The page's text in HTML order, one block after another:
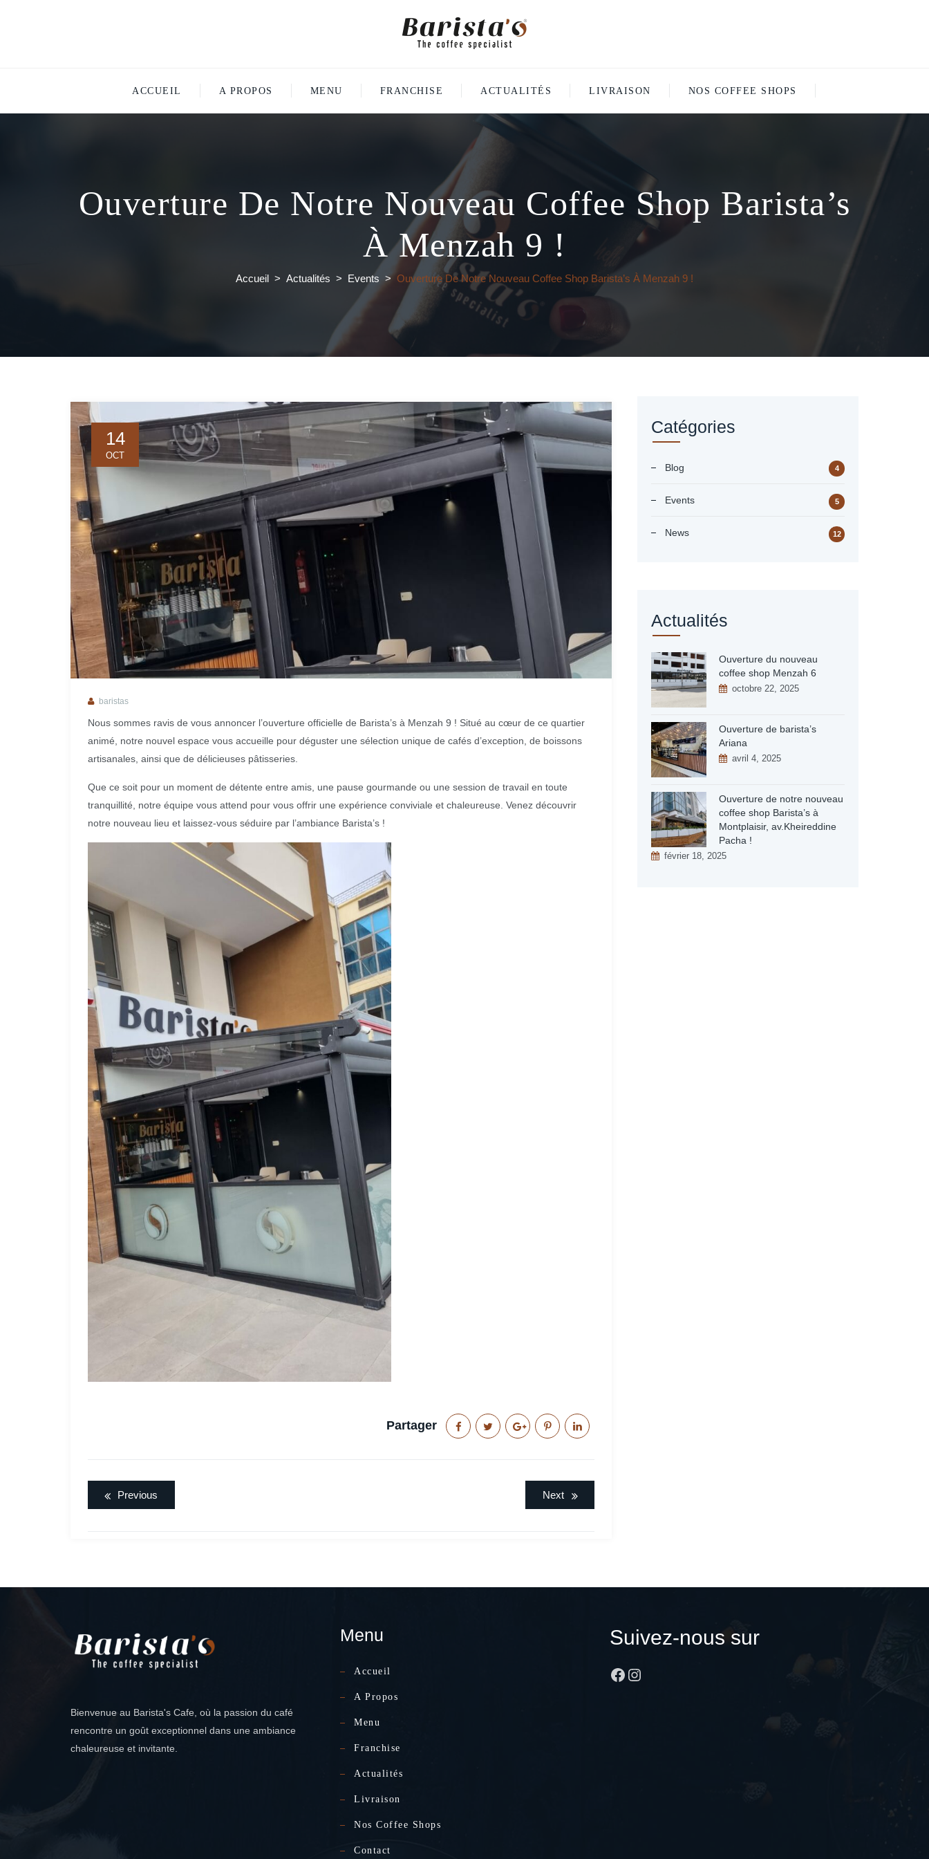
ACCUEIL A PROPOS MENU FRANCHISE ACTUALITÉS LIVRAISON NOS COFFEE SHOPS
CONTACT
Ouverture De Notre Nouveau Coffee Shop Barista’s
À Menzah 9 !
Accueil > Actualités > Events > Ouverture De Notre Nouveau Coffee Shop Barista’s À Menzah 9 !
14
OCT
baristas
Nous sommes ravis de vous annoncer l’ouverture officielle de Barista’s à Menzah 9 ! Situé au cœur de ce quartier
animé, notre nouvel espace vous accueille pour déguster une sélection unique de cafés d’exception, de boissons
artisanales, ainsi que de délicieuses pâtisseries.
Que ce soit pour un moment de détente entre amis, une pause gourmande ou une session de travail en toute
tranquillité, notre équipe vous attend pour vous offrir une expérience conviviale et chaleureuse. Venez découvrir
notre nouveau lieu et laissez-vous séduire par l’ambiance Barista’s !
Partager
Previous Next
Catégories
Blog 4
Events 5
News 12
Actualités
Ouverture du nouveau
coffee shop Menzah 6
octobre 22, 2025
Ouverture de barista’s
Ariana
avril 4, 2025
Ouverture de notre nouveau
coffee shop Barista’s à
Montplaisir, av.Kheireddine
Pacha !
février 18, 2025
Bienvenue au Barista's Cafe, où la passion du café
rencontre un goût exceptionnel dans une ambiance
chaleureuse et invitante.
Menu
Accueil
A Propos
Menu
Franchise
Actualités
Livraison
Nos Coffee Shops
Contact
Suivez-nous sur
Facebook
Instagram